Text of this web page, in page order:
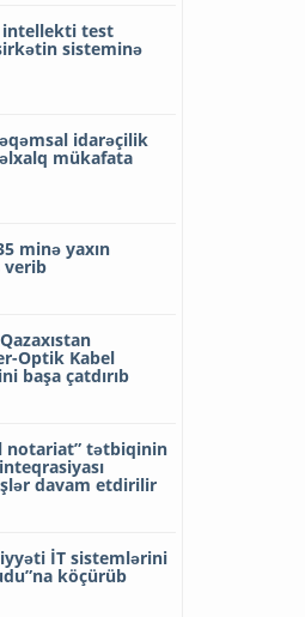
intellekti test
sisteminə
idarəçilik
mükafata
minə yaxın
verib
Optik Kabel
başa çatdırıb
notariat” tətbiqinin
davam etdirilir
İT sistemlərini
köçürüb